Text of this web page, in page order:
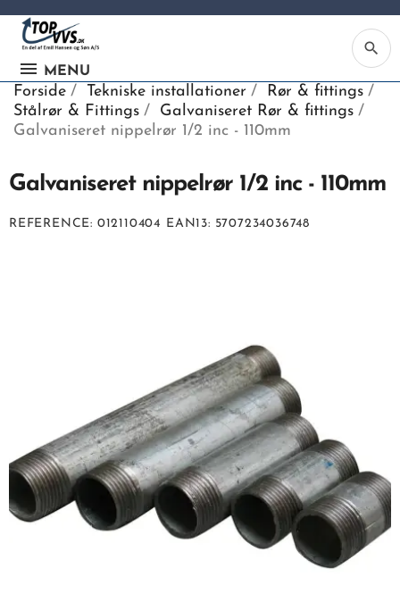
MENU
search
Forside Tekniske installationer
Rør & fittings
Stålrør & Fittings
Galvaniseret Rør & fittings
Galvaniseret nippelrør 1/2 inc - 110mm
Galvaniseret nippelrør 1/2 inc - 110mm
REFERENCE 012110404 EAN13 5707234036748